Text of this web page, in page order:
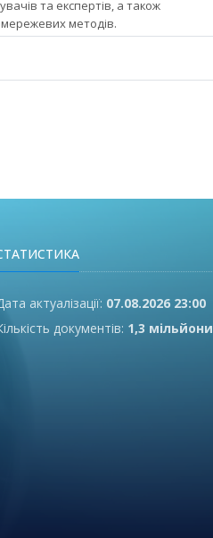
та експертів, а також
методів.
актуалізації: 07.08.2026 23:00
документів: 1,3 мільйони